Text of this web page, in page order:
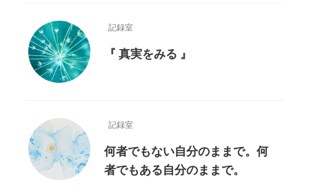
記録室
『 真実をみる 』
記録室
何者でもない自分のままで。何
者でもある自分のままで。